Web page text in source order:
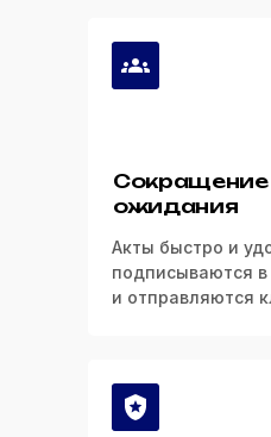
Сокращение
ожидания
Акты быстро и
подписываются
и отправляются